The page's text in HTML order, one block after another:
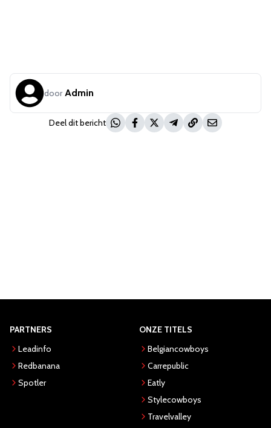
door Admin
Deel dit bericht
PARTNERS
Leadinfo
Redbanana
Spotler
ONZE TITELS
Belgiancowboys
Carrepublic
Eatly
Stylecowboys
Travelvalley